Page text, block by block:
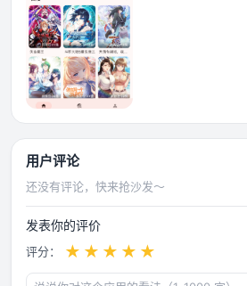
用户评论
还没有评论，快来抢沙发～
发表你的评价
评分： ★ ★ ★ ★ ★